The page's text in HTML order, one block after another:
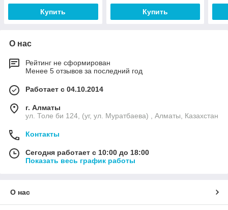
Купить Купить
О нас
Рейтинг не сформирован
Менее 5 отзывов за последний год
Работает с 04.10.2014
г. Алматы
ул. Толе би 124, (уг, ул. Муратбаева) , Алматы, Казахстан
Контакты
Сегодня работает с 10:00 до 18:00
Показать весь график работы
О нас